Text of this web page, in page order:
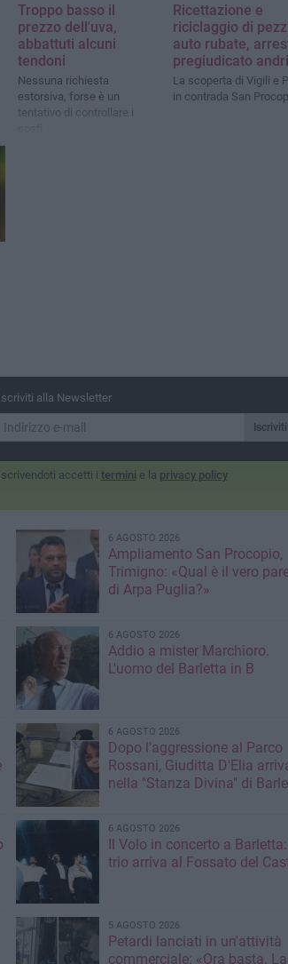
Troppo basso il
prezzo dell'uva,
abbattuti alcuni
tendoni
Nessuna richiesta
estorsiva, forse è un
tentativo di controllare i
Ricettazione e
riciclaggio di
auto rubate,
pregiudicato
La scoperta di Vigili e
in contrada San
alla Newsletter
Iscriviti
accetti i termini e la privacy policy
6 AGOSTO 2026
Ampliamento San Procopio,
Trimigno: «Qual è il vero
di Arpa Puglia?»
6 AGOSTO 2026
Addio a mister Marchioro.
L'uomo del Barletta in B
6 AGOSTO 2026
Dopo l'aggressione al Parco
Rossani, Giuditta D'Elia
nella "Stanza Divina" di
6 AGOSTO 2026
Il Volo in concerto a
trio arriva al Fossato del
5 AGOSTO 2026
Petardi lanciati in un'attività
commerciale: «Ora basta. La